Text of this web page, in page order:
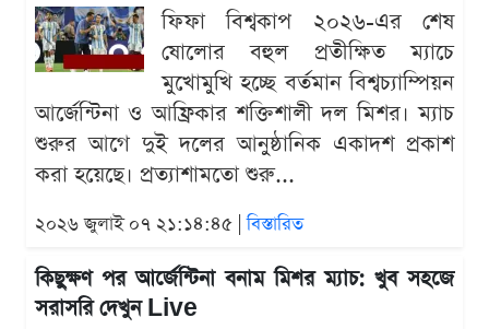
ফিফা বিশ্বকাপ ২০২৬-এর শেষ
ষোলোর বহুল প্রতীক্ষিত ম্যাচে
মুখোমুখি হচ্ছে বর্তমান বিশ্বচ্যাম্পিয়ন
আর্জেন্টিনা ও আফ্রিকার শক্তিশালী দল মিশর। ম্যাচ
শুরুর আগে দুই দলের আনুষ্ঠানিক একাদশ প্রকাশ
করা হয়েছে। প্রত্যাশামতো শুরু...
২০২৬ জুলাই ০৭ ২১:১৪:৪৫ |বিস্তারিত
কিছুক্ষণ পর আর্জেন্টিনা বনাম মিশর ম্যাচ: খুব সহজে
সরাসরি দেখুন Live